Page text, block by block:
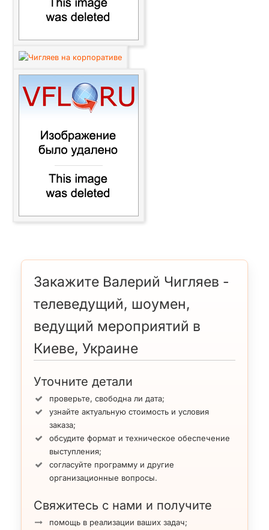
Закажите Валерий Чигляев -
телеведущий, шоумен,
ведущий мероприятий в
Киеве, Украине
Уточните детали
проверьте, свободна ли дата;
узнайте актуальную стоимость и условия
заказа;
обсудите формат и техническое обеспечение
выступления;
согласуйте программу и другие
организационные вопросы.
Свяжитесь с нами и получите
помощь в реализации ваших задач;